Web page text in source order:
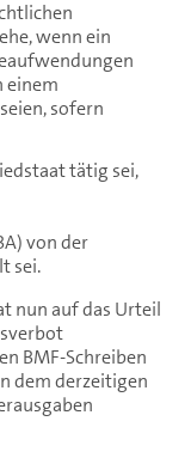
wenn ein
einem
sofern
tätig sei,
von der
sei.
nun auf das Urteil
BMF-Schreiben
dem derzeitigen